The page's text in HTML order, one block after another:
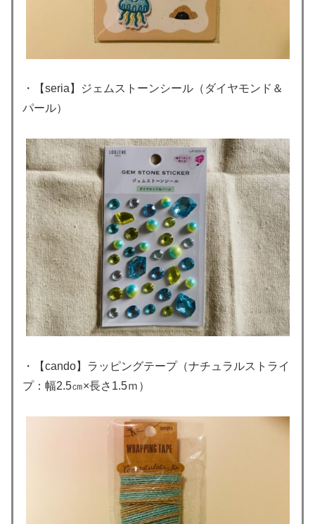
・【seria】ジェムストーンシール（ダイヤモンド＆
パール）
・【cando】ラッピングテープ（ナチュラルストライ
プ：幅2.5㎝×長さ1.5ｍ）